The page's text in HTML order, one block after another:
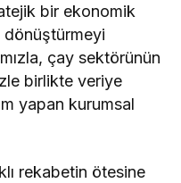
bir ekonomik
dönüştürmeyi
çay sektörünün
birlikte veriye
yapan kurumsal
rekabetin ötesine